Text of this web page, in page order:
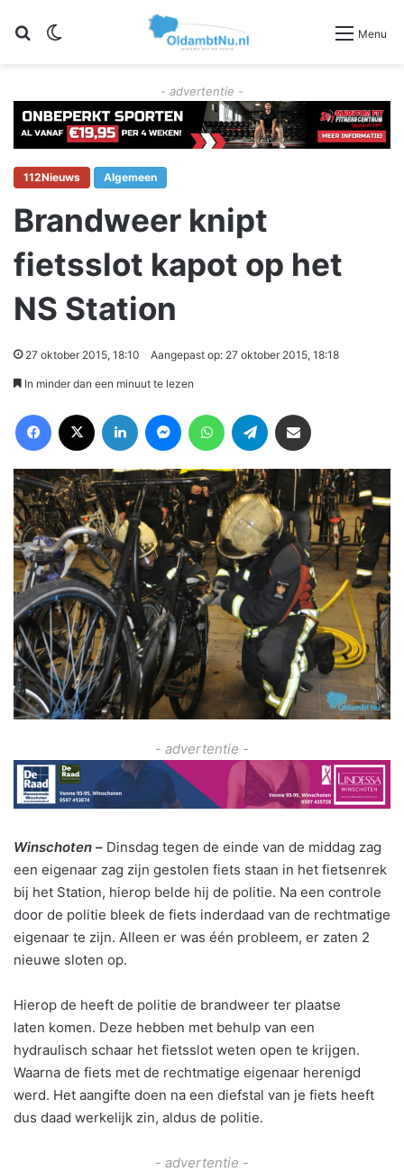
Zoeken Menu
- advertentie -
112Nieuws Algemeen
Brandweer knipt
fietsslot kapot op het
NS Station
27 oktober 2015, 18:10 Aangepast op: 27 oktober 2015, 18:18
In minder dan een minuut te lezen
- advertentie -
Winschoten – Dinsdag tegen de einde van de middag zag
een eigenaar zag zijn gestolen fiets staan in het fietsenrek
bij het Station, hierop belde hij de politie. Na een controle
door de politie bleek de fiets inderdaad van de rechtmatige
eigenaar te zijn. Alleen er was één probleem, er zaten 2
nieuwe sloten op.
Hierop de heeft de politie de brandweer ter plaatse
laten komen. Deze hebben met behulp van een
hydraulisch schaar het fietsslot weten open te krijgen.
Waarna de fiets met de rechtmatige eigenaar herenigd
werd. Het aangifte doen na een diefstal van je fiets heeft
dus daad werkelijk zin, aldus de politie.
- advertentie -